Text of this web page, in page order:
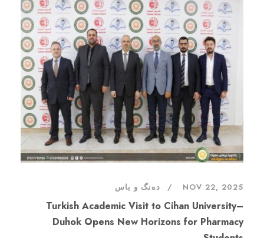
NOV 22, 2025 دەنگ و باس
Turkish Academic Visit to Cihan University–
Duhok Opens New Horizons for Pharmacy